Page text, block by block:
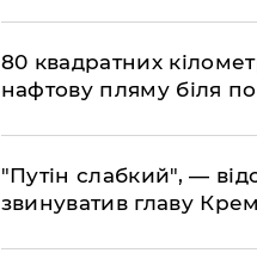
​80 квадратних
нафтову пляму біля
"Путін слабкий", —
звинуватив главу